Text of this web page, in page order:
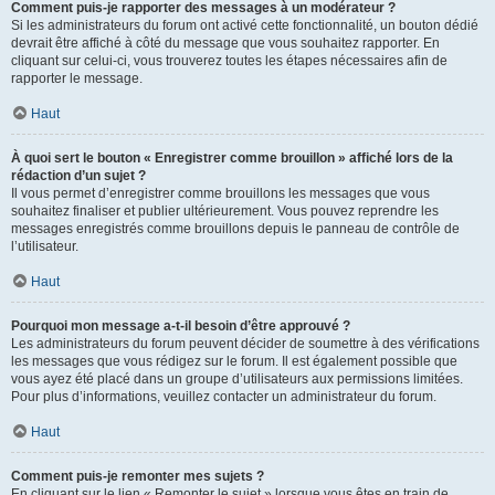
Comment puis-je rapporter des messages à un modérateur ?
Si les administrateurs du forum ont activé cette fonctionnalité, un bouton dédié
devrait être affiché à côté du message que vous souhaitez rapporter. En
cliquant sur celui-ci, vous trouverez toutes les étapes nécessaires afin de
rapporter le message.
Haut
À quoi sert le bouton « Enregistrer comme brouillon » affiché lors de la
rédaction d’un sujet ?
Il vous permet d’enregistrer comme brouillons les messages que vous
souhaitez finaliser et publier ultérieurement. Vous pouvez reprendre les
messages enregistrés comme brouillons depuis le panneau de contrôle de
l’utilisateur.
Haut
Pourquoi mon message a-t-il besoin d’être approuvé ?
Les administrateurs du forum peuvent décider de soumettre à des vérifications
les messages que vous rédigez sur le forum. Il est également possible que
vous ayez été placé dans un groupe d’utilisateurs aux permissions limitées.
Pour plus d’informations, veuillez contacter un administrateur du forum.
Haut
Comment puis-je remonter mes sujets ?